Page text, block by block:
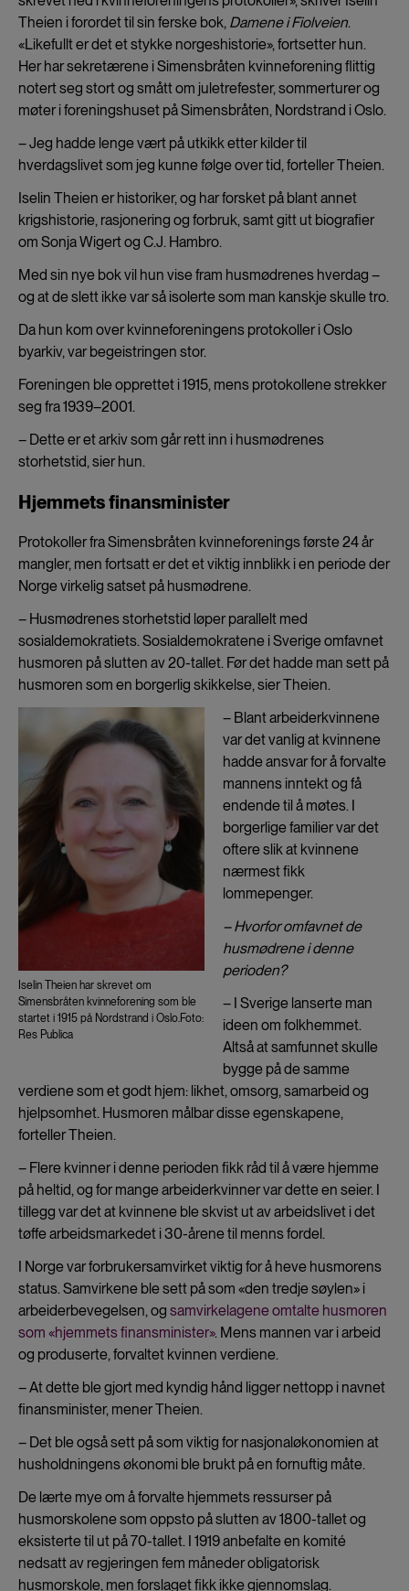
Theien i forordet til sin ferske bok, Damene i Fiolveien.
«Likefullt er det et stykke norgeshistorie», fortsetter hun.
Her har sekretærene i Simensbråten kvinneforening flittig
notert seg stort og smått om juletrefester, sommerturer og
møter i foreningshuset på Simensbråten, Nordstrand i Oslo.
– Jeg hadde lenge vært på utkikk etter kilder til
hverdagslivet som jeg kunne følge over tid, forteller Theien.
Iselin Theien er historiker, og har forsket på blant annet
krigshistorie, rasjonering og forbruk, samt gitt ut biografier
om Sonja Wigert og C.J. Hambro.
Med sin nye bok vil hun vise fram husmødrenes hverdag –
og at de slett ikke var så isolerte som man kanskje skulle tro.
Da hun kom over kvinneforeningens protokoller i Oslo
byarkiv, var begeistringen stor.
Foreningen ble opprettet i 1915, mens protokollene strekker
seg fra 1939–2001.
– Dette er et arkiv som går rett inn i husmødrenes
storhetstid, sier hun.
Hjemmets finansminister
Protokoller fra Simensbråten kvinneforenings første 24 år
mangler, men fortsatt er det et viktig innblikk i en periode der
Norge virkelig satset på husmødrene.
– Husmødrenes storhetstid løper parallelt med
sosialdemokratiets. Sosialdemokratene i Sverige omfavnet
husmoren på slutten av 20-tallet. Før det hadde man sett på
husmoren som en borgerlig skikkelse, sier Theien.
Iselin Theien har skrevet om
Simensbråten kvinneforening som ble
startet i 1915 på Nordstrand i Oslo.Foto:
Res Publica
– Blant arbeiderkvinnene
var det vanlig at kvinnene
hadde ansvar for å forvalte
mannens inntekt og få
endende til å møtes. I
borgerlige familier var det
oftere slik at kvinnene
nærmest fikk
lommepenger.
– Hvorfor omfavnet de
husmødrene i denne
perioden?
– I Sverige lanserte man
ideen om folkhemmet.
Altså at samfunnet skulle
bygge på de samme
verdiene som et godt hjem: likhet, omsorg, samarbeid og
hjelpsomhet. Husmoren målbar disse egenskapene,
forteller Theien.
– Flere kvinner i denne perioden fikk råd til å være hjemme
på heltid, og for mange arbeiderkvinner var dette en seier. I
tillegg var det at kvinnene ble skvist ut av arbeidslivet i det
tøffe arbeidsmarkedet i 30-årene til menns fordel.
I Norge var forbrukersamvirket viktig for å heve husmorens
status. Samvirkene ble sett på som «den tredje søylen» i
arbeiderbevegelsen, og samvirkelagene omtalte husmoren
som «hjemmets finansminister». Mens mannen var i arbeid
og produserte, forvaltet kvinnen verdiene.
– At dette ble gjort med kyndig hånd ligger nettopp i navnet
finansminister, mener Theien.
– Det ble også sett på som viktig for nasjonaløkonomien at
husholdningens økonomi ble brukt på en fornuftig måte.
De lærte mye om å forvalte hjemmets ressurser på
husmorskolene som oppsto på slutten av 1800-tallet og
eksisterte til ut på 70-tallet. I 1919 anbefalte en komité
nedsatt av regjeringen fem måneder obligatorisk
husmorskole, men forslaget fikk ikke gjennomslag.